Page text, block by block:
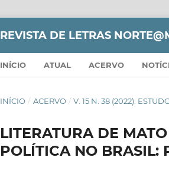
REVISTA DE LETRAS
INÍCIO ATUAL ACERVO
INÍCIO / ACERVO / V. 15 N. 38 (2022):
LITERATURA DE
POLÍTICA NO BRASIL: